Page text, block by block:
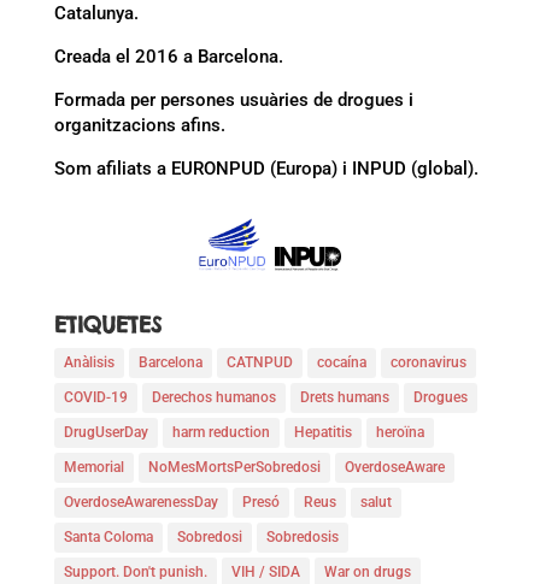
Catalunya.
Creada el 2016 a Barcelona.
Formada per persones usuàries de drogues i
organitzacions afins.
Som afiliats a EURONPUD (Europa) i INPUD (global).
ETIQUETES
Anàlisis Barcelona CATNPUD cocaína coronavirus
COVID-19 Derechos humanos Drets humans Drogues
DrugUserDay harm reduction Hepatitis heroïna
Memorial NoMesMortsPerSobredosi OverdoseAware
OverdoseAwarenessDay Presó Reus salut
Santa Coloma Sobredosi Sobredosis
Support. Don't punish. VIH / SIDA War on drugs